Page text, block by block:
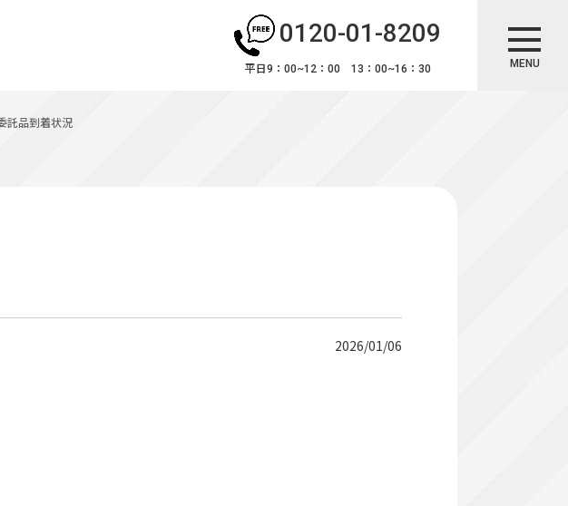
0120-01-8209
平日9：00~12：00 13：00~16：30 MENU
託品到着状況
2026/01/06